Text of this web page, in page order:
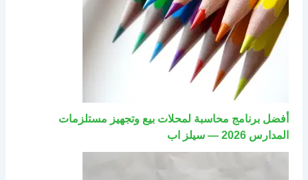
أفضل برنامج محاسبة لمحلات بيع وتجهيز مستلزمات
المدارس 2026 — سيلز اب